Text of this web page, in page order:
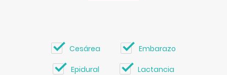
Cesárea Embarazo
Epidural Lactancia